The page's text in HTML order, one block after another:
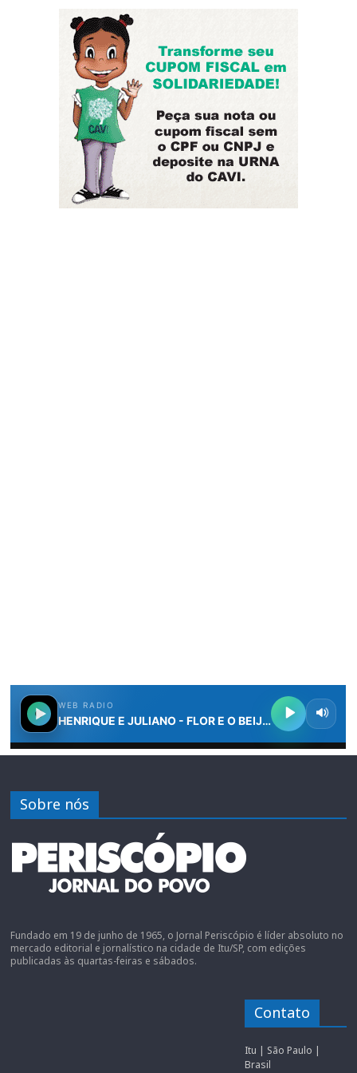
Sobre nós
Fundado em 19 de junho de 1965, o Jornal Periscópio é líder absoluto no
mercado editorial e jornalístico na cidade de Itu/SP, com edições
publicadas às quartas-feiras e sábados.
Contato
Itu | São Paulo |
Brasil